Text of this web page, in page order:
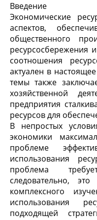
Введение
Экономические
аспектов,
общественного
ресурсосбережения
соотношения
актуален в
темы также
хозяйственной
предприятия
ресурсов для
В непростых
экономики
проблеме
использования
проблема
следовательно,
комплексного
использования
подходящей